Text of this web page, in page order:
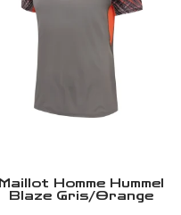
Maillot Homme Hummel
Blaze Gris/Orange